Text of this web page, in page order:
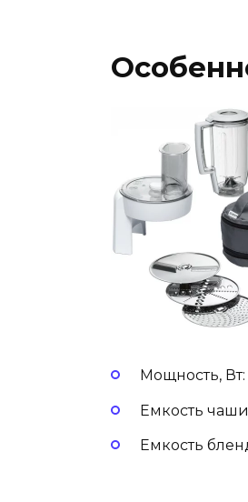
Мощность, Вт:
Емкость
Емкость